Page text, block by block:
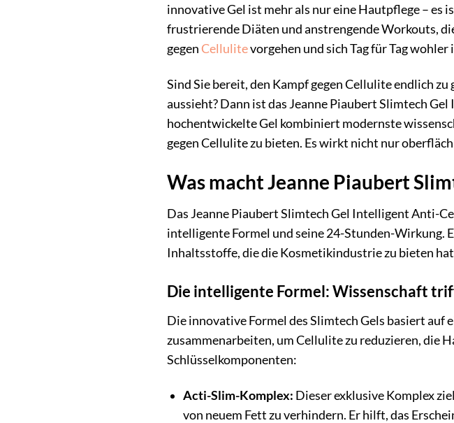
innovative Gel ist mehr als nur eine Hautpflege – es
frustrierende Diäten und anstrengende Workouts,
gegenCellulitevorgehen und sich Tag für Tag
Sind Sie bereit, den Kampf gegen Cellulite endlich
aussieht? Dann ist das Jeanne Piaubert Slimtech
hochentwickelte Gel kombiniert modernste
gegen Cellulite zu bieten. Es wirkt nicht nur
Was macht Jeanne Piaubert
Das Jeanne Piaubert Slimtech Gel Intelligent Anti-
intelligente Formel und seine 24-Stunden-Wirkung.
Inhaltsstoffe, die die Kosmetikindustrie zu bieten
Die intelligente Formel: Wissenschaft
Die innovative Formel des Slimtech Gels basiert
zusammenarbeiten, um Cellulite zu reduzieren, die
Schlüsselkomponenten:
Acti-Slim-Komplex: Dieser exklusive Komplex
von neuem Fett zu verhindern. Er hilft, das